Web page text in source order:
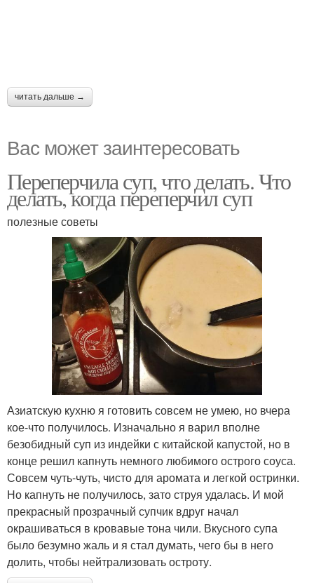
читать дальше →
Вас может заинтересовать
Переперчила суп, что делать. Что
делать, когда переперчил суп
полезные советы
Азиатскую кухню я готовить совсем не умею, но вчера
кое-что получилось. Изначально я варил вполне
безобидный суп из индейки с китайской капустой, но в
конце решил капнуть немного любимого острого соуса.
Совсем чуть-чуть, чисто для аромата и легкой остринки.
Но капнуть не получилось, зато струя удалась. И мой
прекрасный прозрачный супчик вдруг начал
окрашиваться в кровавые тона чили. Вкусного супа
было безумно жаль и я стал думать, чего бы в него
долить, чтобы нейтрализовать остроту.